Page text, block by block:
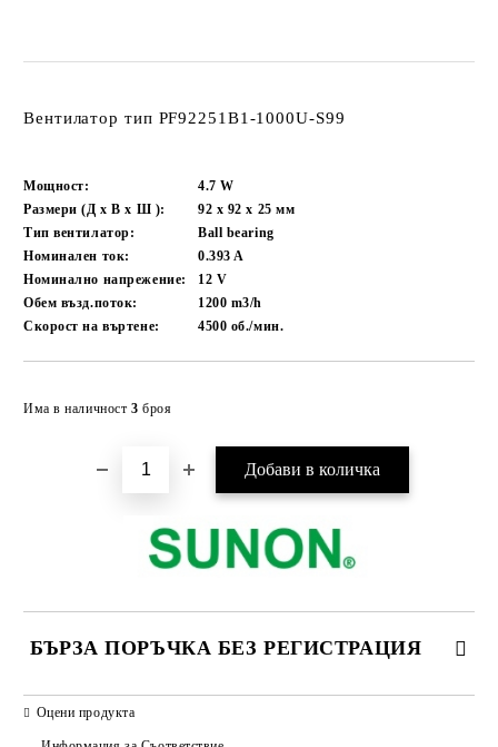
Вентилатор тип PF92251B1-1000U-S99
Мощност: 4.7W
Размери (Д x В x Ш ):
92 х 92 х 25мм
Тип вентилатор:
Ball bearing
Номинален ток:
0.393A
Номинално напрежение:
12 V
Обем възд.поток:
1200 m3/h
Скорост на въртене:
4500 об./мин.
Има в наличност 3 броя
БЪРЗА ПОРЪЧКА БЕЗ РЕГИСТРАЦИЯ
Оцени продукта